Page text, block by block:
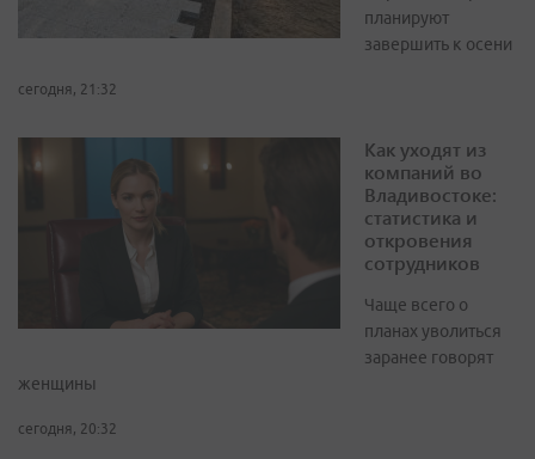
планируют
завершить к осени
сегодня, 21:32
Как уходят из
компаний во
Владивостоке:
статистика и
откровения
сотрудников
Чаще всего о
планах уволиться
заранее говорят
женщины
сегодня, 20:32